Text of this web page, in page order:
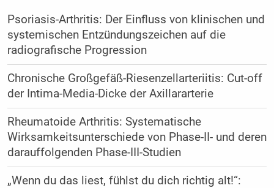
Psoriasis-Arthritis: Der Einfluss von klinischen und
­systemischen Entzündungszeichen auf die
radiografische Progression
Chronische Großgefäß-Riesenzellarteriitis: Cut-off
der Intima-Media-Dicke der Axillararterie
Rheumatoide Arthritis: Systematische
Wirksamkeits­unterschiede von Phase-II- und deren
darauffolgenden Phase-III-Studien
„Wenn du das liest, fühlst du dich richtig alt!“: